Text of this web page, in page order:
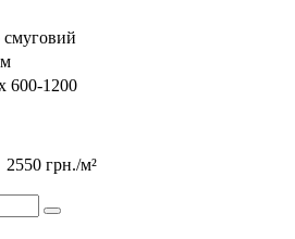
смуговий
600-1200
2550 грн./м²